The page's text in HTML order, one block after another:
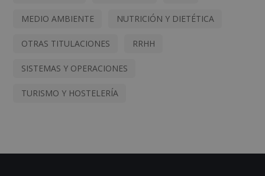
MEDIO AMBIENTE NUTRICIÓN Y DIETÉTICA
OTRAS TITULACIONES RRHH
SISTEMAS Y OPERACIONES
TURISMO Y HOSTELERÍA